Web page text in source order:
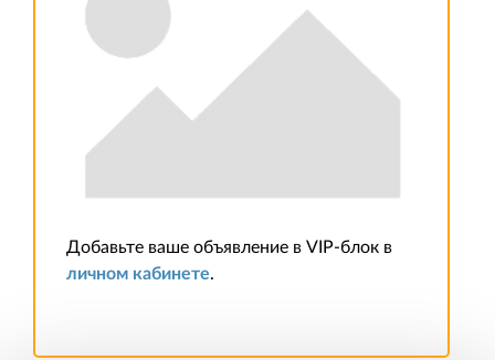
Добавьте ваше объявление в VIP-блок в
личном кабинете.